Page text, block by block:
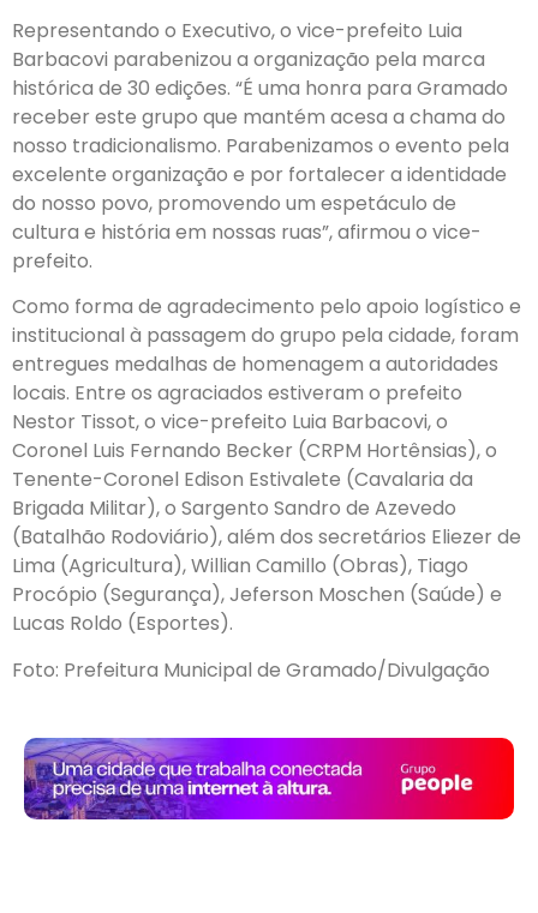
Representando o Executivo, o vice-prefeito Luia
Barbacovi parabenizou a organização pela marca
histórica de 30 edições. “É uma honra para Gramado
receber este grupo que mantém acesa a chama do
nosso tradicionalismo. Parabenizamos o evento pela
excelente organização e por fortalecer a identidade
do nosso povo, promovendo um espetáculo de
cultura e história em nossas ruas”, afirmou o vice-
prefeito.
Como forma de agradecimento pelo apoio logístico e
institucional à passagem do grupo pela cidade, foram
entregues medalhas de homenagem a autoridades
locais. Entre os agraciados estiveram o prefeito
Nestor Tissot, o vice-prefeito Luia Barbacovi, o
Coronel Luis Fernando Becker (CRPM Hortênsias), o
Tenente-Coronel Edison Estivalete (Cavalaria da
Brigada Militar), o Sargento Sandro de Azevedo
(Batalhão Rodoviário), além dos secretários Eliezer de
Lima (Agricultura), Willian Camillo (Obras), Tiago
Procópio (Segurança), Jeferson Moschen (Saúde) e
Lucas Roldo (Esportes).
Foto: Prefeitura Municipal de Gramado/Divulgação